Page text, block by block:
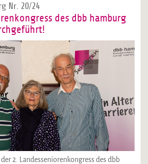
Nr. 20/24
des dbb hamburg
2. Landesseniorenkongress des dbb